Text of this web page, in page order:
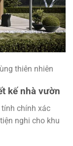
thiên nhiên
kế nhà vườn
chính xác
nghi cho khu